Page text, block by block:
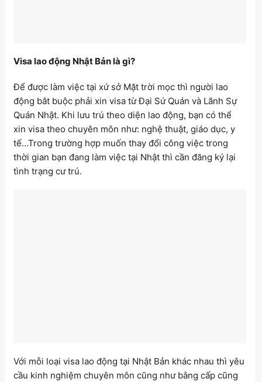
Visa lao động Nhật Bản là gì?
Để được làm việc tại xứ sở Mặt trời mọc thì người lao
động bắt buộc phải xin visa từ Đại Sứ Quán và Lãnh Sự
Quán Nhật. Khi lưu trú theo diện lao động, bạn có thể
xin visa theo chuyên môn như: nghệ thuật, giáo dục, y
tế…Trong trường hợp muốn thay đổi công việc trong
thời gian bạn đang làm việc tại Nhật thì cần đăng ký lại
tình trạng cư trú.
Với mỗi loại visa lao động tại Nhật Bản khác nhau thì yêu
cầu kinh nghiệm chuyên môn cũng như bằng cấp cũng